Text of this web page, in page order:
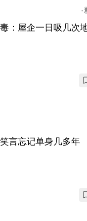
：屋企一日吸几次
言忘记单身几多年